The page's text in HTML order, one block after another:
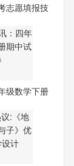
志愿填报技
级数学下册